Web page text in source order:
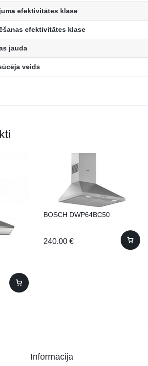
efektivitātes klase
efektivitātes klase
jauda
veids
BOSCH DWP64BC50
240.00 €
Informācija